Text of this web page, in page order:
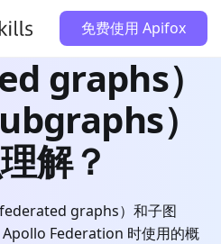
免费使用 Apifox
的联合图
graphs）
）
解？
graphs）和子图
Apollo Federation 时使用的概